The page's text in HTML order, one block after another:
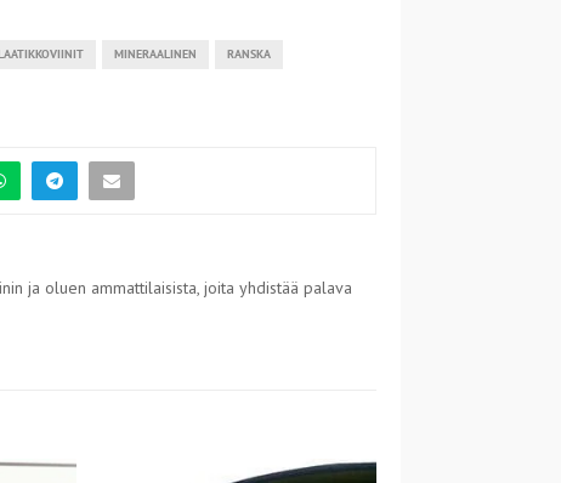
MINERAALINEN RANSKA
ja oluen ammattilaisista, joita yhdistää palava